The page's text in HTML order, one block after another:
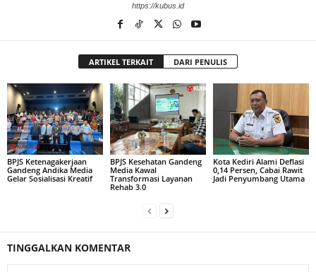
https://kubus.id
ARTIKEL TERKAIT DARI PENULIS
BPJS Ketenagakerjaan
Gandeng Andika Media
Gelar Sosialisasi Kreatif
BPJS Kesehatan Gandeng
Media Kawal
Transformasi Layanan
Rehab 3.0
Kota Kediri Alami Deflasi
0,14 Persen, Cabai Rawit
Jadi Penyumbang Utama
TINGGALKAN KOMENTAR